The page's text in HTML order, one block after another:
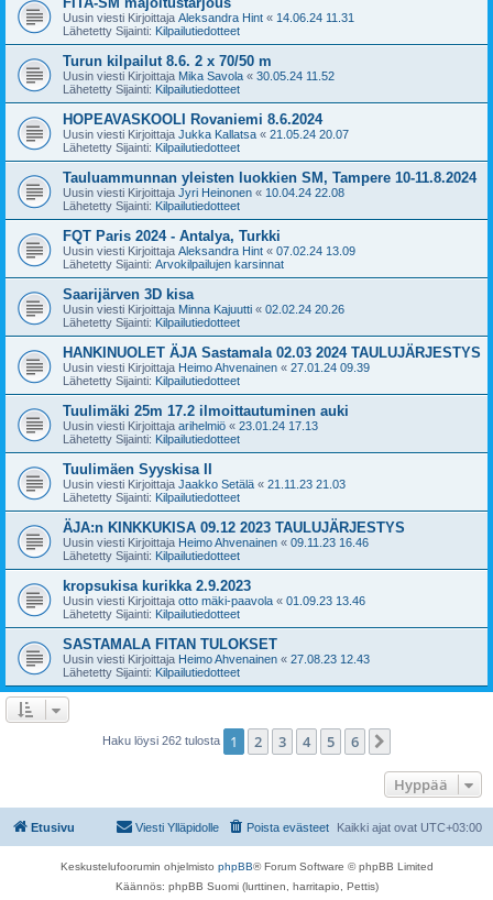
Uusin viesti Kirjoittaja Aleksandra Hint « 14.06.24 11.31
Lähetetty Sijainti: Kilpailutiedotteet
Turun kilpailut 8.6. 2 x 70/50 m
Uusin viesti Kirjoittaja Mika Savola « 30.05.24 11.52
Lähetetty Sijainti: Kilpailutiedotteet
HOPEAVASKOOLI Rovaniemi 8.6.2024
Uusin viesti Kirjoittaja Jukka Kallatsa « 21.05.24 20.07
Lähetetty Sijainti: Kilpailutiedotteet
Tauluammunnan yleisten luokkien SM, Tampere 10-11.8.2024
Uusin viesti Kirjoittaja Jyri Heinonen « 10.04.24 22.08
Lähetetty Sijainti: Kilpailutiedotteet
FQT Paris 2024 - Antalya, Turkki
Uusin viesti Kirjoittaja Aleksandra Hint « 07.02.24 13.09
Lähetetty Sijainti: Arvokilpailujen karsinnat
Saarijärven 3D kisa
Uusin viesti Kirjoittaja Minna Kajuutti « 02.02.24 20.26
Lähetetty Sijainti: Kilpailutiedotteet
HANKINUOLET ÄJA Sastamala 02.03 2024 TAULUJÄRJESTYS
Uusin viesti Kirjoittaja Heimo Ahvenainen « 27.01.24 09.39
Lähetetty Sijainti: Kilpailutiedotteet
Tuulimäki 25m 17.2 ilmoittautuminen auki
Uusin viesti Kirjoittaja arihelmiö « 23.01.24 17.13
Lähetetty Sijainti: Kilpailutiedotteet
Tuulimäen Syyskisa II
Uusin viesti Kirjoittaja Jaakko Setälä « 21.11.23 21.03
Lähetetty Sijainti: Kilpailutiedotteet
ÄJA:n KINKKUKISA 09.12 2023 TAULUJÄRJESTYS
Uusin viesti Kirjoittaja Heimo Ahvenainen « 09.11.23 16.46
Lähetetty Sijainti: Kilpailutiedotteet
kropsukisa kurikka 2.9.2023
Uusin viesti Kirjoittaja otto mäki-paavola « 01.09.23 13.46
Lähetetty Sijainti: Kilpailutiedotteet
SASTAMALA FITAN TULOKSET
Uusin viesti Kirjoittaja Heimo Ahvenainen « 27.08.23 12.43
Lähetetty Sijainti: Kilpailutiedotteet
Haku löysi 262 tulosta 1 2 3 4 5 6
Hyppää
Etusivu Kaikki ajat ovat UTC+03:00
Poista evästeet
Viesti Ylläpidolle
Keskustelufoorumin ohjelmisto phpBB® Forum Software © phpBB Limited
Käännös: phpBB Suomi (lurttinen, harritapio, Pettis)